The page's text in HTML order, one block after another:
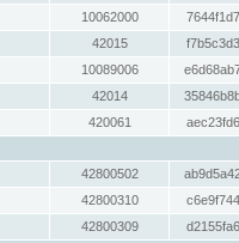
10062000
42015
10089006
42014
420061
42800502
42800310
42800309